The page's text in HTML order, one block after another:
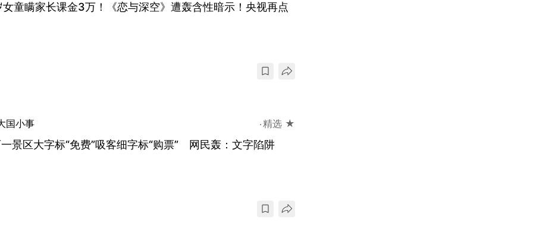
童瞒家长课金3万！《恋与深空》遭轰含性暗示！央视再点
国小事 精选 ★
景区大字标“免费”吸客细字标“购票” 网民轰：文字陷阱